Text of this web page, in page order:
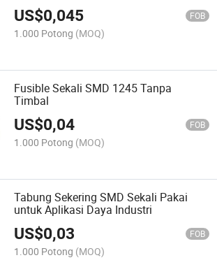
US$0,045 FOB
1.000 Potong (MOQ)
Fusible Sekali SMD 1245 Tanpa
Timbal
US$0,04 FOB
1.000 Potong (MOQ)
Tabung Sekering SMD Sekali Pakai
untuk Aplikasi Daya Industri
US$0,03 FOB
1.000 Potong (MOQ)